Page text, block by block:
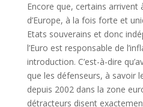
Encore que, certains arrivent
d’Europe, à la fois forte et
Etats souverains et donc
l’Euro est responsable de
introduction. C’est-à-dire
que les défenseurs, à savoir
depuis 2002 dans la zone
détracteurs disent